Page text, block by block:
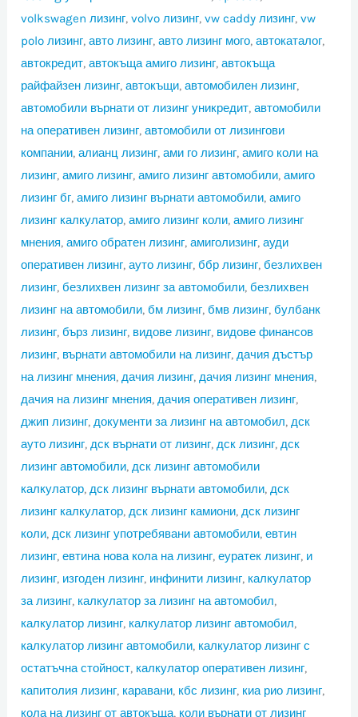
volkswagen лизинг,volvo лизинг,vw caddy лизинг,vw
polo лизинг,авто лизинг,авто лизинг мого,автокаталог,
автокредит,автокъща амиго лизинг,автокъща
райфайзен лизинг,автокъщи,автомобилен лизинг,
автомобили върнати от лизинг уникредит,автомобили
на оперативен лизинг,автомобили от лизингови
компании,алианц лизинг,ами го лизинг,амиго коли на
лизинг,амиго лизинг,амиго лизинг автомобили,амиго
лизинг бг,амиго лизинг върнати автомобили,амиго
лизинг калкулатор,амиго лизинг коли,амиго лизинг
мнения,амиго обратен лизинг,амиголизинг,ауди
оперативен лизинг,ауто лизинг,ббр лизинг,безлихвен
лизинг,безлихвен лизинг за автомобили,безлихвен
лизинг на автомобили,бм лизинг,бмв лизинг,булбанк
лизинг,бърз лизинг, видове лизинг, видове финансов
лизинг, върнати автомобили на лизинг, дачия дъстър
на лизинг мнения, дачия лизинг, дачия лизинг мнения,
дачия на лизинг мнения, дачия оперативен лизинг,
джип лизинг, документи за лизинг на автомобил, дск
ауто лизинг, дск върнати от лизинг, дск лизинг, дск
лизинг автомобили, дск лизинг автомобили
калкулатор, дск лизинг върнати автомобили, дск
лизинг калкулатор, дск лизинг камиони, дск лизинг
коли, дск лизинг употребявани автомобили,евтин
лизинг,евтина нова кола на лизинг,еуратек лизинг, и
лизинг, изгоден лизинг, инфинити лизинг, калкулатор
за лизинг, калкулатор за лизинг на автомобил,
калкулатор лизинг, калкулатор лизинг автомобил,
калкулатор лизинг автомобили, калкулатор лизинг с
остатъчна стойност, калкулатор оперативен лизинг,
капитолия лизинг, каравани, кбс лизинг, киа рио лизинг,
кола на лизинг от автокъща, коли върнати от лизинг